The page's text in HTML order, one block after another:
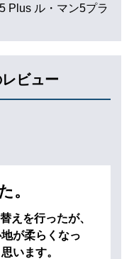
Plus ル・マン5プラ
ビュー
。
えを行ったが、
が柔らくなっ
います。